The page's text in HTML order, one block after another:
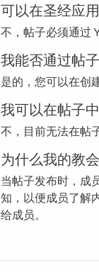
可以在圣经应
不，帖子必须通过
我能否通过帖
是的，您可以在创
我可以在帖子
不，目前无法在帖
为什么我的教
当帖子发布时，成
知，以便成员了解
给成员。